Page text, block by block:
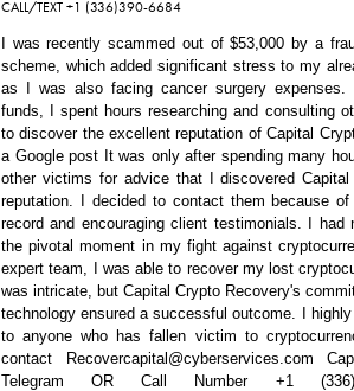
CALL/TEXT +1 (336)390-6684
I was recently scammed out of $53,000 by a
scheme, which added significant stress to my
as I was also facing cancer surgery expenses.
funds, I spent hours researching and consulting
to discover the excellent reputation of Capital
a Google post It was only after spending many
other victims for advice that I discovered Capital
reputation. I decided to contact them because
record and encouraging client testimonials. I
the pivotal moment in my fight against
expert team, I was able to recover my lost
was intricate, but Capital Crypto Recovery's
technology ensured a successful outcome. I
to anyone who has fallen victim to
contact Recovercapital@cyberservices.com
Telegram OR Call Number +1